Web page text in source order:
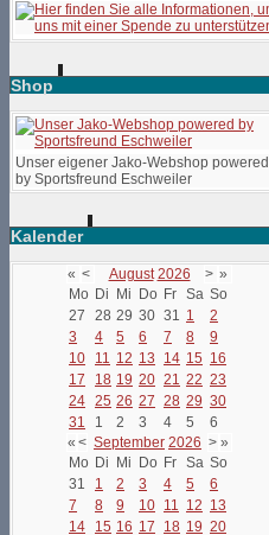
Shop
Unser eigener Jako-Webshop powered
by Sportsfreund Eschweiler
Kalender
« < August 2026 > »
Mo Di Mi Do Fr Sa So
27
28 29 30 31 1
2
3
4 5 6 7 8
9
10
11 12 13 14 15 16
17
18 19 20 21 22 23
24 25 26 27 28 29 30
31
1 2 3 4 5
6
« < September 2026 > »
Mo Di Mi Do Fr Sa So
31
1 2 3 4 5
6
7
8 9 10 11 12 13
14
15 16 17 18 19 20